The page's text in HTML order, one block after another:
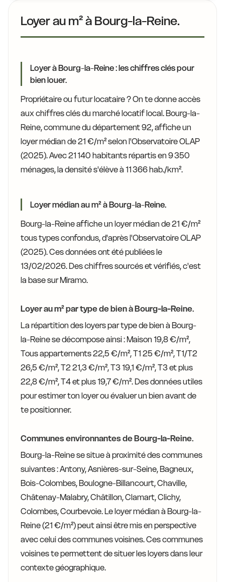
Loyer au m² à Bourg-la-Reine.
Loyer à Bourg-la-Reine : les chiffres clés pour
bien louer.
Propriétaire ou futur locataire ? On te donne accès
aux chiffres clés du marché locatif local. Bourg-la-
Reine, commune du département 92, affiche un
loyer médian de 21 €/m² selon l'Observatoire OLAP
(2025). Avec 21 140 habitants répartis en 9 350
ménages, la densité s'élève à 11 366 hab./km².
Loyer médian au m² à Bourg-la-Reine.
Bourg-la-Reine affiche un loyer médian de 21 €/m²
tous types confondus, d'après l'Observatoire OLAP
(2025). Ces données ont été publiées le
13/02/2026. Des chiffres sourcés et vérifiés, c'est
la base sur Miramo.
Loyer au m² par type de bien à Bourg-la-Reine.
La répartition des loyers par type de bien à Bourg-
la-Reine se décompose ainsi : Maison 19,8 €/m²,
Tous appartements 22,5 €/m², T1 25 €/m², T1/T2
26,5 €/m², T2 21,3 €/m², T3 19,1 €/m², T3 et plus
22,8 €/m², T4 et plus 19,7 €/m². Des données utiles
pour estimer ton loyer ou évaluer un bien avant de
te positionner.
Communes environnantes de Bourg-la-Reine.
Bourg-la-Reine se situe à proximité des communes
suivantes : Antony, Asnières-sur-Seine, Bagneux,
Bois-Colombes, Boulogne-Billancourt, Chaville,
Châtenay-Malabry, Châtillon, Clamart, Clichy,
Colombes, Courbevoie. Le loyer médian à Bourg-la-
Reine (21 €/m²) peut ainsi être mis en perspective
avec celui des communes voisines. Ces communes
voisines te permettent de situer les loyers dans leur
contexte géographique.